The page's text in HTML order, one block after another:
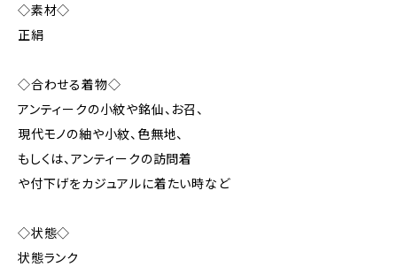
◇素材◇
正絹
◇合わせる着物◇
アンティークの小紋や銘仙、お召、
現代モノの紬や小紋、色無地、
もしくは、アンティークの訪問着
や付下げをカジュアルに着たい時など
◇状態◇
状態ランク